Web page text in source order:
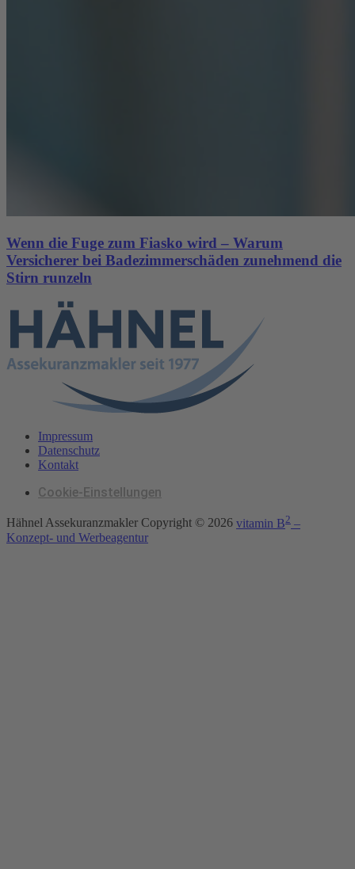
Wenn die Fuge zum Fiasko wird – Warum
Versicherer bei Badezimmerschäden zunehmend die
Stirn runzeln
Impressum
Datenschutz
Kontakt
Cookie-Einstellungen
Hähnel Assekuranzmakler Copyright © 2026 vitamin B2 –
Konzept- und Werbeagentur